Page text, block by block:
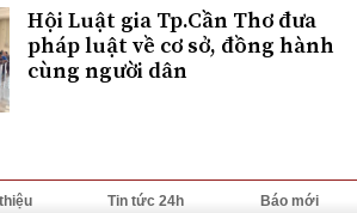
Hội Luật gia Tp.Cần Thơ đưa
pháp luật về cơ sở, đồng hành
cùng người dân
Tin tức 24h Báo mới